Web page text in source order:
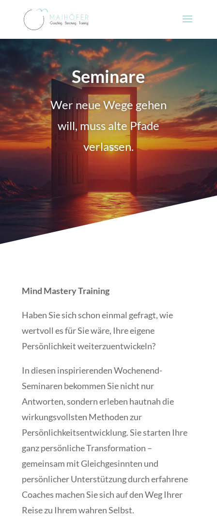
Seminare
Wer neue Wege gehen
will, muss alte Pfade
verlassen.
Mind Mastery Training
Haben Sie sich schon einmal gefragt, wie
wertvoll es für Sie wäre, Ihre eigene
Persönlichkeit weiterzuentwickeln?
In diesen inspirierenden Wochenend-
Seminaren bekommen Sie nicht nur
Antworten, sondern erleben hautnah die
wirkungsvollsten Methoden zur
Persönlichkeitsentwicklung. Sie starten Ihre
ganz persönliche Transformation –
gemeinsam mit Gleichgesinnten und
persönlicher Unterstützung durch erfahrene
Coaches machen Sie sich auf den Weg Ihrer
Reise zu Ihrem wahren Selbst.